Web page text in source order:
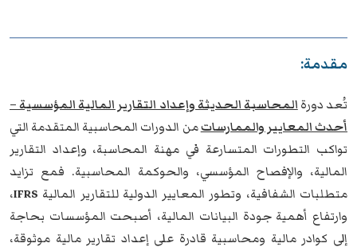
مقدمة:
تُعد دورةالمحاسبة الحديثة وإعداد التقارير المالية المؤسسية –
أحدث المعايير والممارساتمن الدورات المحاسبية المتقدمة التي
تواكب التطورات المتسارعة في مهنة المحاسبة، وإعداد التقارير
المالية، والإفصاح المؤسسي، والحوكمة المحاسبية. فمع تزايد
متطلبات الشفافية، وتطور المعايير الدولية للتقارير المالية IFRS،
وارتفاع أهمية جودة البيانات المالية، أصبحت المؤسسات بحاجة
إلى كوادر مالية ومحاسبية قادرة على إعداد تقارير مالية موثوقة،